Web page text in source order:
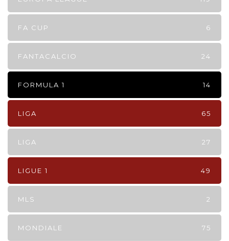
FA CUP 6
FANTACALCIO 24
FORMULA 1 14
LIGA 65
LIGA 27
LIGUE 1 49
MLS 2
MONDIALE 75